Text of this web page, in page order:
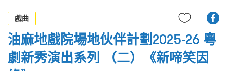
EN
戲曲
油麻地戲院場地伙伴計劃2025-26 粵
劇新秀演出系列 （二）《新啼笑因